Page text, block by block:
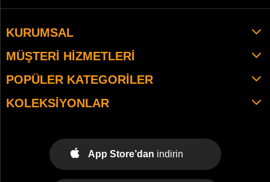
KURUMSAL
MÜŞTERI HIZMETLERI
POPÜLER KATEGORILER
KOLEKSIYONLAR
App Store’dan indirin